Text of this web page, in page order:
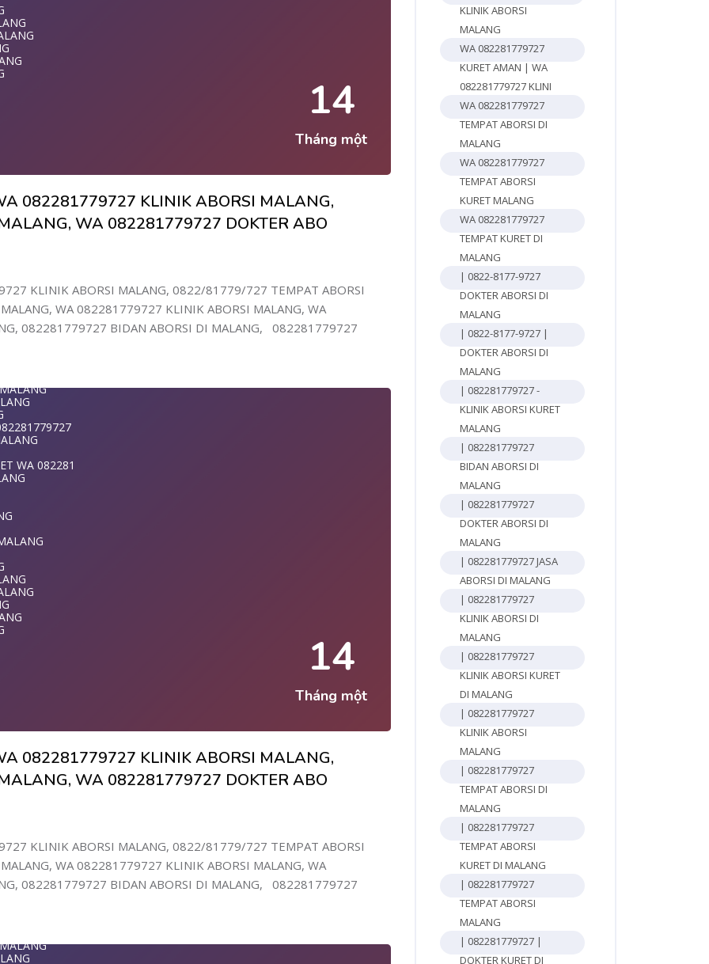
14
Tháng một
082281779727 KLINIK ABORSI MALANG,
WA 082281779727 DOKTER ABO
KLINIK ABORSI MALANG, 0822/81779/727 TEMPAT ABORSI
WA 082281779727 KLINIK ABORSI MALANG, WA
082281779727 BIDAN ABORSI DI MALANG, 082281779727
KLINI
MALANG
MALANG
0822817797
727 K
MALANG
WA 082281
14
Tháng một
082281779727 KLINIK ABORSI MALANG,
WA 082281779727 DOKTER ABO
KLINIK ABORSI MALANG, 0822/81779/727 TEMPAT ABORSI
WA 082281779727 KLINIK ABORSI MALANG, WA
082281779727 BIDAN ABORSI DI MALANG, 082281779727
KLINIK
TE
08228177
KLINI
MALANG
MALANG
0822817797
727 K
MALANG
KLINIK
KLINIK ABORSI
MALANG
WA 082281779727
KURET AMAN | WA
082281779727 KLINI
WA 082281779727
TEMPAT ABORSI DI
MALANG
WA 082281779727
TEMPAT ABORSI
KURET MALANG
WA 082281779727
TEMPAT KURET DI
MALANG
| 0822-8177-9727
DOKTER ABORSI DI
MALANG
| 0822-8177-9727 |
DOKTER ABORSI DI
MALANG
| 082281779727 -
KLINIK ABORSI KURET
MALANG
| 082281779727
BIDAN ABORSI DI
MALANG
| 082281779727
DOKTER ABORSI DI
MALANG
| 082281779727 JASA
ABORSI DI MALANG
| 082281779727
KLINIK ABORSI DI
MALANG
| 082281779727
KLINIK ABORSI KURET
DI MALANG
| 082281779727
KLINIK ABORSI
MALANG
| 082281779727
TEMPAT ABORSI DI
MALANG
| 082281779727
TEMPAT ABORSI
KURET DI MALANG
| 082281779727
TEMPAT ABORSI
MALANG
| 082281779727 |
DOKTER KURET DI